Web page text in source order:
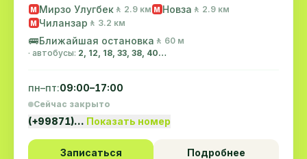
M Мирзо Улугбек 🚶 2.9 км M Новза 🚶 2.9 км
M Чиланзар 🚶 3.2 км
🚌Ближайшая остановка 🚶 60 м
· автобусы: 2, 12, 18, 33, 38, 40…
пн–пт:09:00–17:00
Сейчас закрыто
(+99871)… Показать номер
Записаться Подробнее